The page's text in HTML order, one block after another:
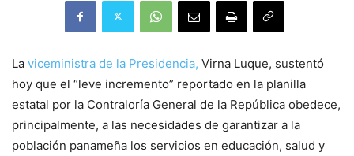
La viceministra de la Presidencia, Virna Luque, sustentó
hoy que el “leve incremento” reportado en la planilla
estatal por la Contraloría General de la República obedece,
principalmente, a las necesidades de garantizar a la
población panameña los servicios en educación, salud y